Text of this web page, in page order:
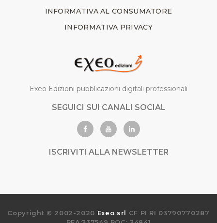
INFORMATIVA AL CONSUMATORE
INFORMATIVA PRIVACY
Exeo Edizioni pubblicazioni digitali professionali
SEGUICI SUI CANALI SOCIAL
ISCRIVITI ALLA NEWSLETTER
Copyright © 2002-2020 Exeo srl CF PI RI 03790770287